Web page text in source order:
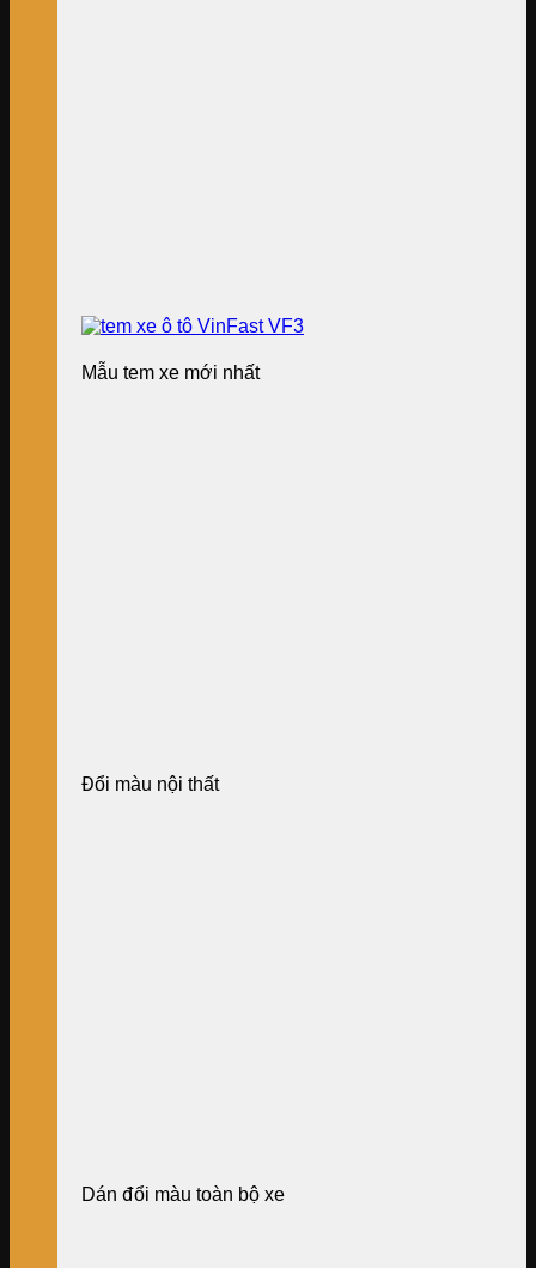
Mẫu tem xe mới nhất
Đổi màu nội thất
Dán đổi màu toàn bộ xe